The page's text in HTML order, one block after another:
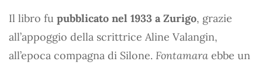
Il libro fu pubblicato nel 1933 a Zurigo, grazie
all’appoggio della scrittrice Aline Valangin,
all’epoca compagna di Silone. Fontamara ebbe un